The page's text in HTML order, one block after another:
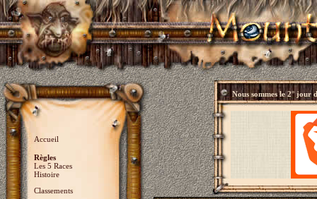
Accueil
Règles
Les 5 Races
Histoire
Classements
Nous sommes le2° jour